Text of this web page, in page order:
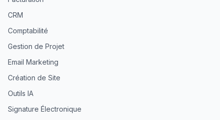
CRM
Comptabilité
Gestion de Projet
Email Marketing
Création de Site
Outils IA
Signature Électronique